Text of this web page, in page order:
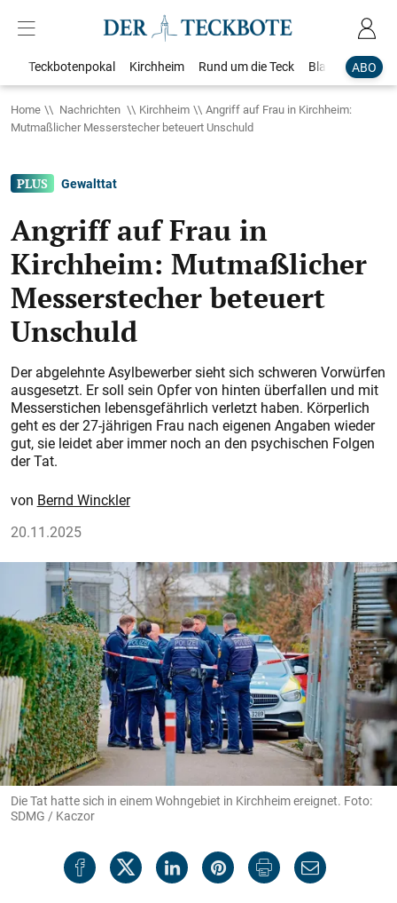
ABO
Teckbotenpokal Kirchheim Rund um die Teck Blaulicht
Home Nachrichten Kirchheim
Angriff auf Frau in Kirchheim:
Mutmaßlicher Messerstecher beteuert Unschuld
Gewalttat
Angriff auf Frau in
Kirchheim: Mutmaßlicher
Messerstecher beteuert
Unschuld
Der abgelehnte Asylbewerber sieht sich schweren Vorwürfen
ausgesetzt. Er soll sein Opfer von hinten überfallen und mit
Messerstichen lebensgefährlich verletzt haben. Körperlich
geht es der 27-jährigen Frau nach eigenen Angaben wieder
gut, sie leidet aber immer noch an den psychischen Folgen
der Tat.
Bernd Winckler
20.11.2025
Die Tat hatte sich in einem Wohngebiet in Kirchheim ereignet. Foto:
SDMG / Kaczor